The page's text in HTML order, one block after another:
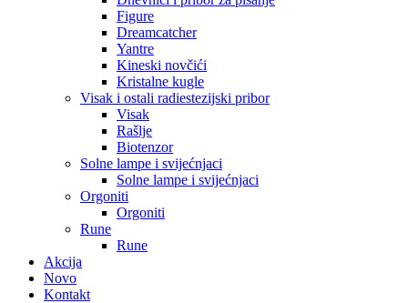
Figure
Dreamcatcher
Yantre
Kineski novčići
Kristalne kugle
Visak i ostali radiestezijski pribor
Visak
Rašlje
Biotenzor
Solne lampe i svijećnjaci
Solne lampe i svijećnjaci
Orgoniti
Orgoniti
Rune
Rune
Akcija
Novo
Kontakt